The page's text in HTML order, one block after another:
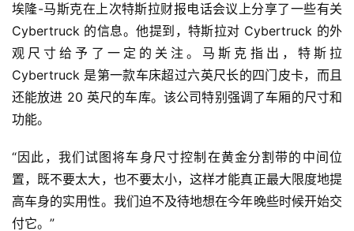
埃隆-马斯克在上次特斯拉财报电话会议上分享了一些有关
Cybertruck 的信息。他提到，特斯拉对 Cybertruck 的外
观尺寸给予了一定的关注。马斯克指出，特斯拉
Cybertruck 是第一款车床超过六英尺长的四门皮卡，而且
还能放进 20 英尺的车库。该公司特别强调了车厢的尺寸和
功能。
“因此，我们试图将车身尺寸控制在黄金分割带的中间位
置，既不要太大，也不要太小，这样才能真正最大限度地提
高车身的实用性。我们迫不及待地想在今年晚些时候开始交
付它。”